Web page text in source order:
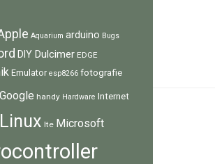
Aquarium arduino Bugs
DIY Dulcimer EDGE
Emulator esp8266 fotografie
Google handy Hardware Internet
Linux lte Microsoft